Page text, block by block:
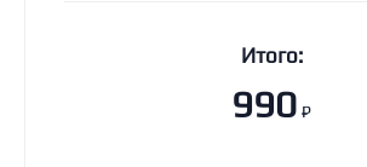
Итого:
990 ₽